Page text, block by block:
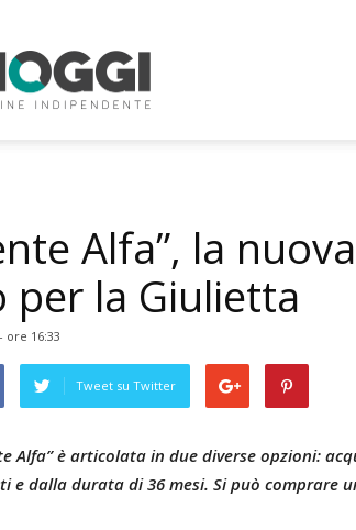
Alfa”, la
per la Giulietta
ore 16:33
Tweet su Twitter
Alfa” è articolata in due diverse opzioni:
e dalla durata di 36 mesi. Si può comprare